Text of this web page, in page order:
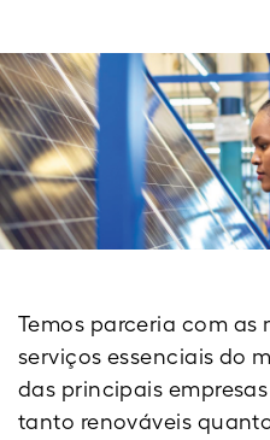
Temos parceria com as
serviços essenciais do
das principais
tanto renováveis